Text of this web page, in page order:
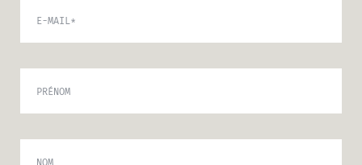
E-MAIL*
PRÉNOM
NOM